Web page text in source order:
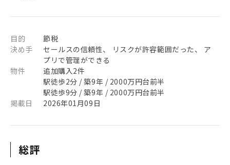
目的
節税
決め手
セールスの信頼性、 リスクが許容範囲だった、 ア
プリで管理ができる
物件
追加購入2件
駅徒歩2分 / 築9年 / 2000万円台前半
駅徒歩9分 / 築9年 / 2000万円台前半
掲載日
2026年01月09日
総評